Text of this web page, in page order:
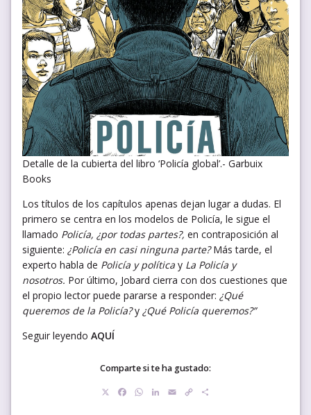
Detalle de la cubierta del libro ‘Policía global’.- Garbuix
Books
Los títulos de los capítulos apenas dejan lugar a dudas. El
primero se centra en los modelos de Policía, le sigue el
llamado Policía, ¿por todas partes?, en contraposición al
siguiente: ¿Policía en casi ninguna parte?Más tarde, el
experto habla de Policía y política y La Policía y
nosotros. Por último, Jobard cierra con dos cuestiones que
el propio lector puede pararse a responder: ¿Qué
queremos de la Policía?y ¿Qué Policía queremos?”
Seguir leyendo AQUÍ
Comparte si te ha gustado:
Facebook
WhatsApp
LinkedIn
EmailCopy